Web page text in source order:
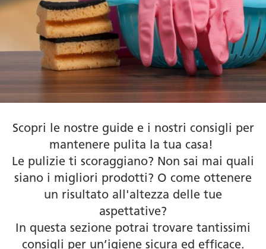
Scopri le nostre guide e i nostri consigli per
mantenere pulita la tua casa!
Le pulizie ti scoraggiano? Non sai mai quali
siano i migliori prodotti? O come ottenere
un risultato all'altezza delle tue
aspettative?
In questa sezione potrai trovare tantissimi
consigli per un’igiene sicura ed efficace.